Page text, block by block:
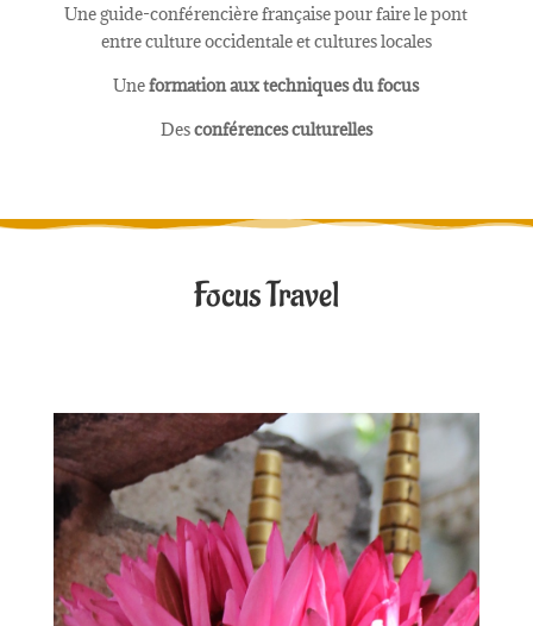
Une guide-conférencière française pour faire le pont
entre culture occidentale et cultures locales
Uneformation aux techniques du focus
Desconférences culturelles
Focus Travel